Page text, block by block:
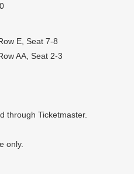
E, Seat 7-8
AA, Seat 2-3
through Ticketmaster.
only.